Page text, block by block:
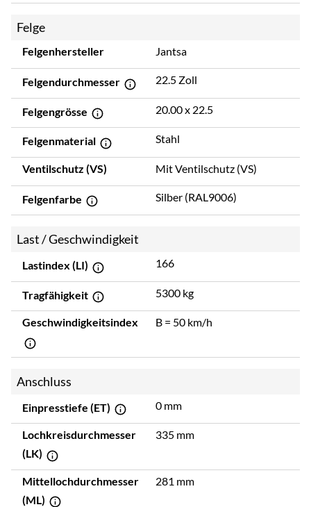
Felge
Felgenhersteller Jantsa
Felgendurchmesser 22.5 Zoll
Felgengrösse 20.00 x 22.5
Felgenmaterial Stahl
Ventilschutz (VS) Mit Ventilschutz (VS)
Felgenfarbe Silber (RAL9006)
Last / Geschwindigkeit
Lastindex (LI) 166
Tragfähigkeit 5300 kg
Geschwindigkeitsindex B = 50 km/h
Anschluss
Einpresstiefe (ET) 0 mm
Lochkreisdurchmesser
(LK)
335 mm
Mittellochdurchmesser
(ML)
281 mm